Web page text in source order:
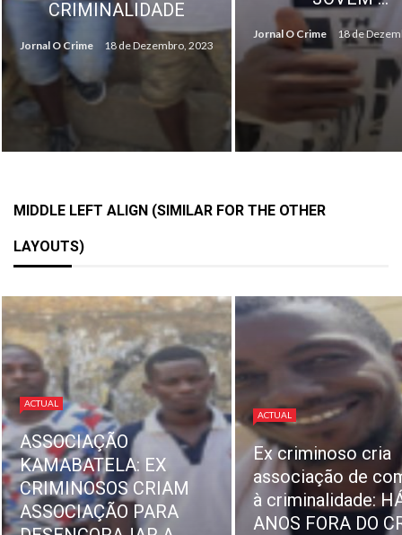
18 de Dezembro, 2023
Jornal O Crime 18 de
MIDDLE LEFT ALIGN (SIMILAR FOR THE OTHER
LAYOUTS)
ACTUAL
Ex criminoso cria
associação de combate
à criminalidade: HÁ
ANOS FORA DO CRIME,
EX-
DA SONANGOL
CONFIRMAM
«NORMALIDADE»